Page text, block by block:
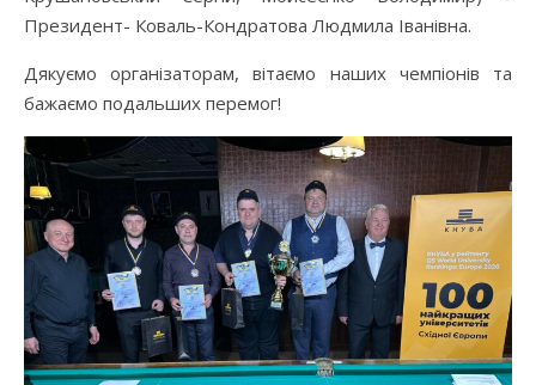
Президент- Коваль-Кондратова Людмила Іванівна.
Дякуємо організаторам, вітаємо наших чемпіонів та
бажаємо подальших перемог!